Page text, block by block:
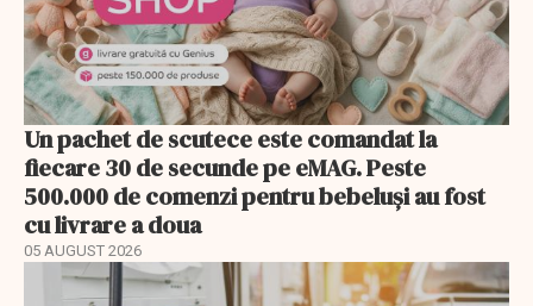
Un pachet de scutece este comandat la
fiecare 30 de secunde pe eMAG. Peste
500.000 de comenzi pentru bebeluși au fost
cu livrare a doua
05 AUGUST 2026